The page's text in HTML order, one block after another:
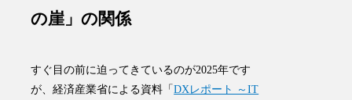
の崖」の関係
すぐ目の前に迫ってきているのが2025年です
が、経済産業省による資料「DXレポート ～IT